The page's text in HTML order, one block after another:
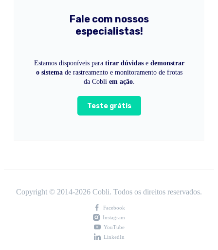
Fale com nossos
especialistas!
Estamos disponíveis para tirar dúvidase demonstrar
o sistemade rastreamento e monitoramento de frotas
da Cobli em ação.
Teste grátis
Copyright © 2014-2026 Cobli. Todos os direitos reservados.
Facebook
Instagram
YouTube
LinkedIn